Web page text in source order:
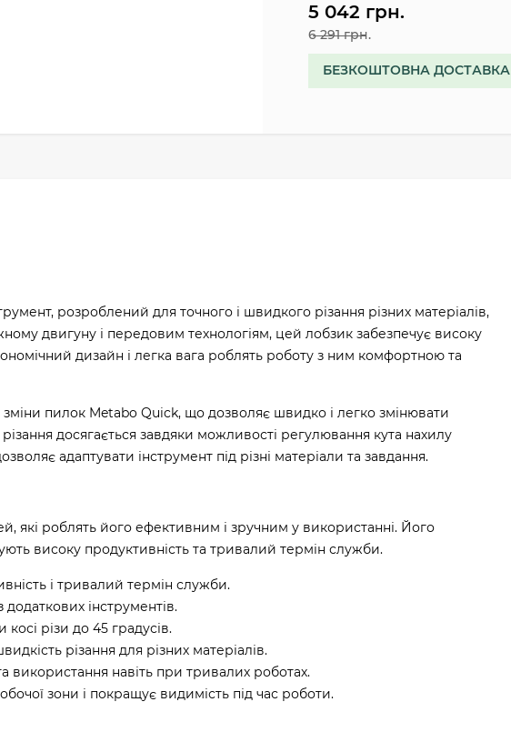
5 042 грн.
6 291 грн.
БЕЗКОШТОВНА ДОСТАВКА
розроблений для точного і швидкого різання різних матеріалів,
двигуну і передовим технологіям, цей лобзик забезпечує високу
дизайн і легка вага роблять роботу з ним комфортною та
пилок Metabo Quick, що дозволяє швидко і легко змінювати
досягається завдяки можливості регулювання кута нахилу
адаптувати інструмент під різні матеріали та завдання.
які роблять його ефективним і зручним у використанні. Його
високу продуктивність та тривалий термін служби.
і тривалий термін служби.
інструментів.
різи до 45 градусів.
різання для різних матеріалів.
навіть при тривалих роботах.
зони і покращує видимість під час роботи.